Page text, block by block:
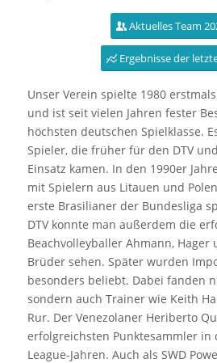
Aktuelles Team
Ergebnisse der
Unser Verein spielte 1980
und ist seit vielen Jahren fester
höchsten deutschen Spielklasse.
Spieler, die früher für den DTV
Einsatz kamen. In den 1990er
mit Spielern aus Litauen und
erste Brasilianer der Bundesliga
DTV konnte man außerdem die
Beachvolleyballer Ahmann, Hager
Brüder sehen. Später wurden
besonders beliebt. Dabei fanden
sondern auch Trainer wie Keith
Rur. Der Venezolaner Heriberto
erfolgreichsten Punktesammler in
League-Jahren. Auch als SWD